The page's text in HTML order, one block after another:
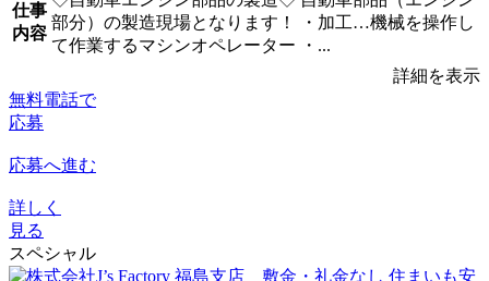
仕事
内容
部分）の製造現場となります！ ・加工…機械を操作し
て作業するマシンオペレーター ・...
詳細を表示
無料電話で
応募
応募へ進む
詳しく
見る
スペシャル